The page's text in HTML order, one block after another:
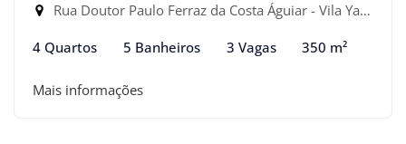
Rua Doutor Paulo Ferraz da Costa Águiar - Vila Yara, Osasco-SP
4 Quartos 5 Banheiros 3 Vagas 350 m²
Mais informações